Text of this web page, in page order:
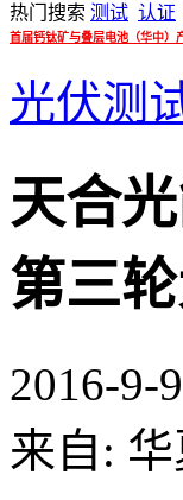
热门搜索 测试 认证
首届钙钛矿与叠层电池（华中）
光伏测
天合
第三
2016-9-
来自: